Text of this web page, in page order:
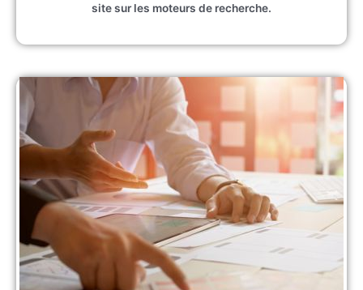
site sur les moteurs de recherche.